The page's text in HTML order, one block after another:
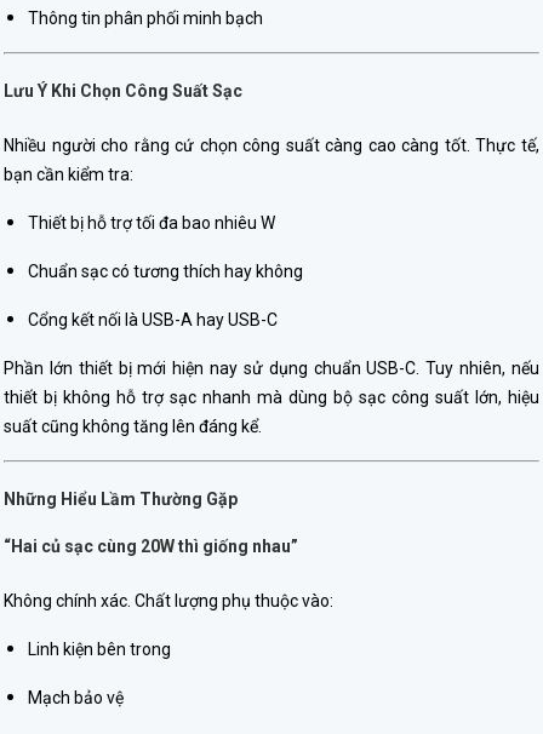
Thông tin phân phối minh bạch
Lưu Ý Khi Chọn Công Suất Sạc
Nhiều người cho rằng cứ chọn công suất càng cao càng tốt. Thực tế,
bạn cần kiểm tra:
Thiết bị hỗ trợ tối đa bao nhiêu W
Chuẩn sạc có tương thích hay không
Cổng kết nối là USB-A hay USB-C
Phần lớn thiết bị mới hiện nay sử dụng chuẩn USB-C. Tuy nhiên, nếu
thiết bị không hỗ trợ sạc nhanh mà dùng bộ sạc công suất lớn, hiệu
suất cũng không tăng lên đáng kể.
Những Hiểu Lầm Thường Gặp
“Hai củ sạc cùng 20W thì giống nhau”
Không chính xác. Chất lượng phụ thuộc vào:
Linh kiện bên trong
Mạch bảo vệ